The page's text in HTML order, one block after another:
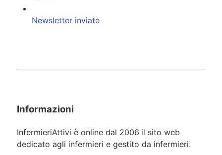
Newsletter inviate
Informazioni
InfermieriAttivi è online dal 2006 il sito web
dedicato agli infermieri e gestito da infermieri.